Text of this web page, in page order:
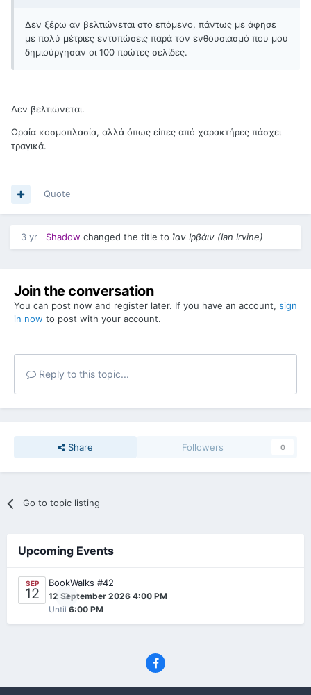
Δεν ξέρω αν βελτιώνεται στο επόμενο, πάντως με άφησε
με πολύ μέτριες εντυπώσεις παρά τον ενθουσιασμό που μου
δημιούργησαν οι 100 πρώτες σελίδες.
Δεν βελτιώνεται.
Ωραία κοσμοπλασία, αλλά όπως είπες από χαρακτήρες πάσχει
τραγικά.
Quote
3 yr Shadow changed the title to Ίαν Ιρβάιν (Ian Irvine)
Join the conversation
You can post now and register later. If you have an account, sign
in now to post with your account.
Reply to this topic...
Share Followers 0
Go to topic listing
Upcoming Events
SEP
12 0
BookWalks #42
12 September 2026 4:00 PM
Until 6:00 PM